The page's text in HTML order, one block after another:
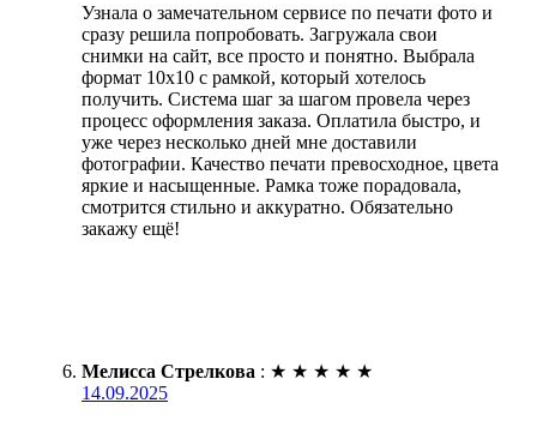
Узнала о замечательном сервисе по печати фото и
сразу решила попробовать. Загружала свои
снимки на сайт, все просто и понятно. Выбрала
формат 10х10 с рамкой, который хотелось
получить. Система шаг за шагом провела через
процесс оформления заказа. Оплатила быстро, и
уже через несколько дней мне доставили
фотографии. Качество печати превосходное, цвета
яркие и насыщенные. Рамка тоже порадовала,
смотрится стильно и аккуратно. Обязательно
закажу ещё!
Мелисса Стрелкова : ★ ★ ★ ★ ★
14.09.2025